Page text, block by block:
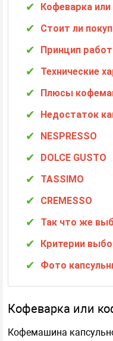
Кофеварка
Стоит ли
Принцип
Технические
Плюсы
Недостаток
NESPRESSO
DOLCE GUSTO
TASSIMO
CREMESSO
Так что же
Критерии
Фото
Кофеварка или
Кофемашина